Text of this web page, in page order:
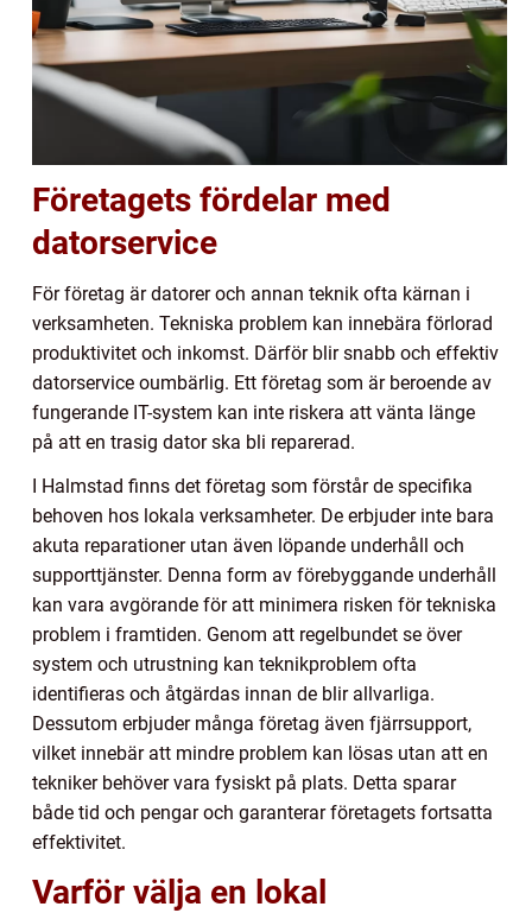
Företagets fördelar med
datorservice
För företag är datorer och annan teknik ofta kärnan i
verksamheten. Tekniska problem kan innebära förlorad
produktivitet och inkomst. Därför blir snabb och effektiv
datorservice oumbärlig. Ett företag som är beroende av
fungerande IT-system kan inte riskera att vänta länge
på att en trasig dator ska bli reparerad.
I Halmstad finns det företag som förstår de specifika
behoven hos lokala verksamheter. De erbjuder inte bara
akuta reparationer utan även löpande underhåll och
supporttjänster. Denna form av förebyggande underhåll
kan vara avgörande för att minimera risken för tekniska
problem i framtiden. Genom att regelbundet se över
system och utrustning kan teknikproblem ofta
identifieras och åtgärdas innan de blir allvarliga.
Dessutom erbjuder många företag även fjärrsupport,
vilket innebär att mindre problem kan lösas utan att en
tekniker behöver vara fysiskt på plats. Detta sparar
både tid och pengar och garanterar företagets fortsatta
effektivitet.
Varför välja en lokal